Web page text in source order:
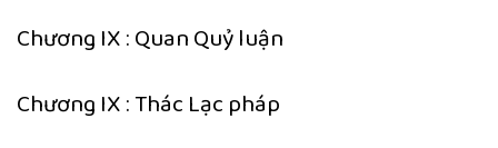
Chương IX : Quan Quỷ luận
Chương IX : Thác Lạc pháp